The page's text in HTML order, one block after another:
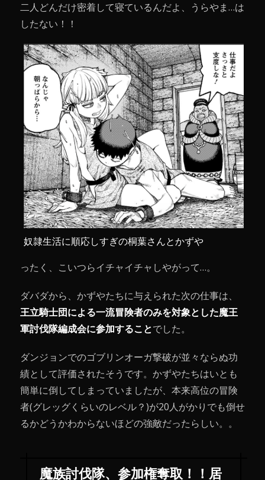
二人どんだけ密着して寝ているんだよ、うらやま…は
したない！！
奴隷生活に順応しすぎの桐葉さんとかずや
ったく、こいつらイチャイチャしやがって…。
ダバダから、かずやたちに与えられた次の仕事は、
王立騎士団による一流冒険者のみを対象とした魔王
軍討伐隊編成会に参加することでした。
ダンジョンでのゴブリンオーガ撃破が並々ならぬ功
績として評価されたそうです。かずやたちはいとも
簡単に倒してしまっていましたが、本来高位の冒険
者(グレッグくらいのレベル？)が20人がかりでも倒せ
るかどうかわからないほどの強敵だったらしい。。
魔族討伐隊、参加権奪取！！居